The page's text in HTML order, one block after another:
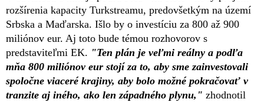
rozšírenia kapacity Turkstreamu, predovšetkým na území
Srbska a Maďarska. Išlo by o investíciu za 800 až 900
miliónov eur. Aj toto bude témou rozhovorov s
predstaviteľmi EK. "Ten plán je veľmi reálny a podľa
mňa 800 miliónov eur stojí za to, aby sme zainvestovali
spoločne viaceré krajiny, aby bolo možné pokračovať v
tranzite aj iného, ako len západného plynu," zhodnotil